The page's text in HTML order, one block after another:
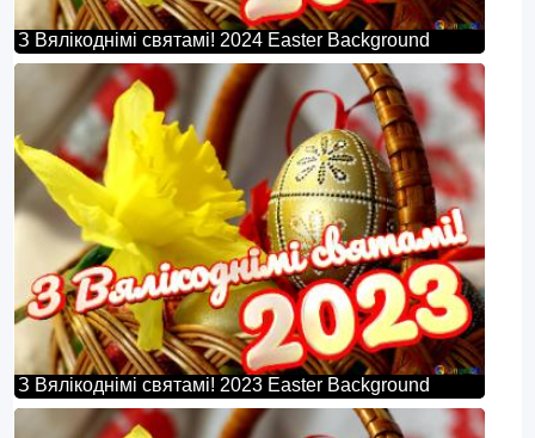
З Вялікоднімі святамі! 2024 Easter Background
З Вялікоднімі святамі! 2023 Easter Background